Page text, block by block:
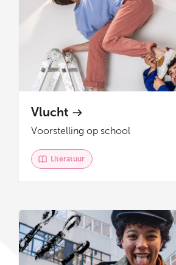
Vlucht
Voorstelling op school
Literatuur